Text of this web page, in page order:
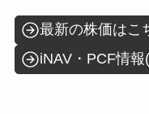
最新の株価はこ
iNAV・PCF情報